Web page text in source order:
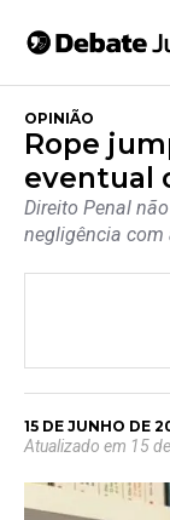
OPINIÃO
Rope
eventual
Direito Penal
negligência com
15 DE JUNHO DE
Atualizado em 15